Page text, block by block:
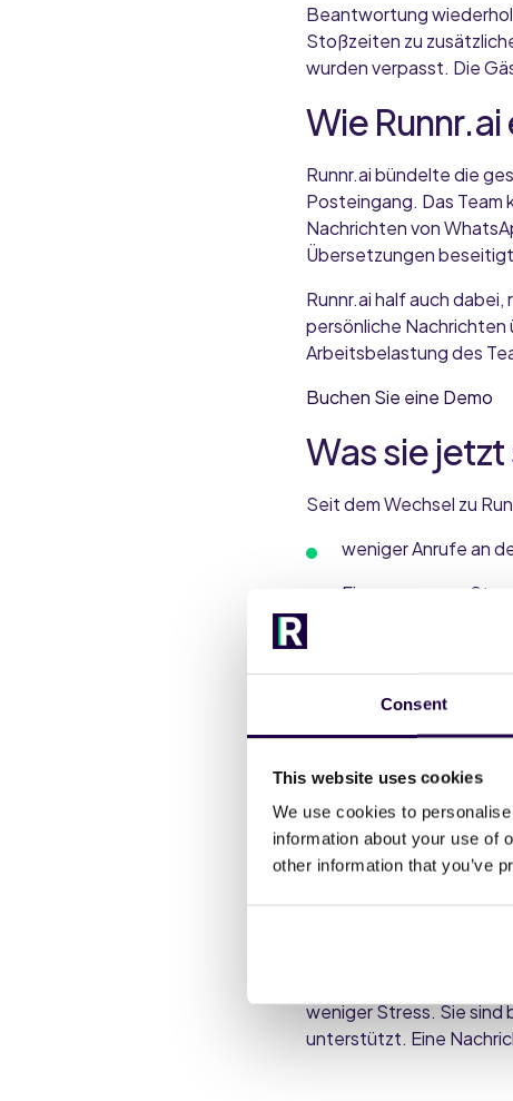
Consent
This website uses cookies
We use cookies to
information about your use of
other information that you’ve
Beantwortung
Stoßzeiten zu
wurden verpasst. Die
Wie
Runnr.ai bündelte die
Posteingang. Das Team
Nachrichten von
Übersetzungen
Runnr.ai half auch
persönliche
Arbeitsbelastung des
Buchen Sie eine Demo
Was sie
Seit dem Wechsel zu
weniger Anrufe an
Einsparung von
mehr Einnahmen
Es war einfach zu
auch unser Team
- Lisette Linders,
Was kommt
Utrecht City Concepts
weniger Stress. Sie sind
unterstützt. Eine